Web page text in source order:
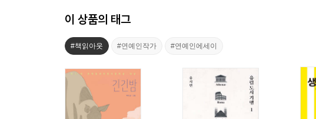
이 상품의 태그
#책읽아웃 #연예인작가 #연예인에세이